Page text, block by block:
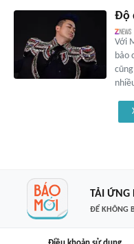
Độ
Với
bảo
TẢI ỨNG
ĐỂ KHÔNG